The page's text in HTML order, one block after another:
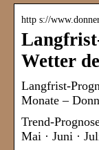
http s://
Wetter
Langfrist-
Monate –
Trend-
Mai · Juni ·